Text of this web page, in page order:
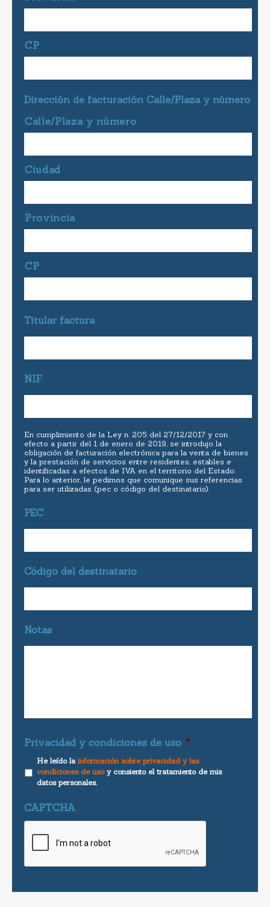
CP
Dirección de facturación Calle/Plaza y número
Calle/Plaza y número
Ciudad
Provincia
CP
Titular factura
NIF
En cumplimiento de la Ley n. 205 del 27/12/2017 y con
efecto a partir del 1 de enero de 2019, se introdujo la
obligación de facturación electrónica para la venta de bienes
y la prestación de servicios entre residentes, estables e
identificadas a efectos de IVA en el territorio del Estado.
Para lo anterior, le pedimos que comunique sus referencias
para ser utilizadas (pec o código del destinatario).
PEC
Código del destinatario
Notas
Privacidad y condiciones de uso *
He leído la información sobre privacidad y las
condiciones de usoy consiento el tratamiento de mis
datos personales.
CAPTCHA